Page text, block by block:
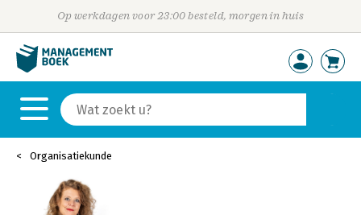
Op werkdagen voor 23:00 besteld, morgen in huis
Organisatiekunde